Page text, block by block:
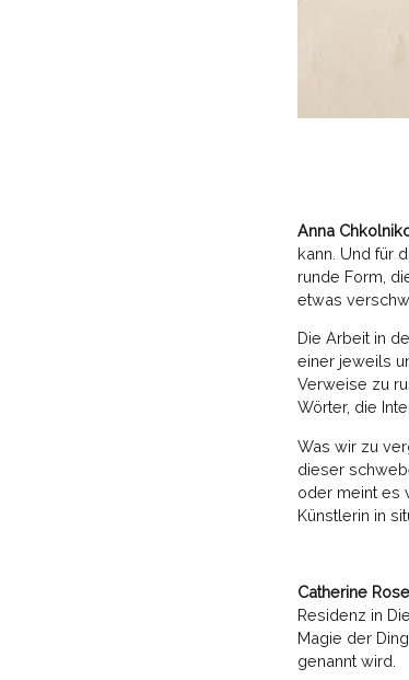
Anna
kann. Und für
runde Form,
etwas
Die Arbeit in
einer jeweils
Verweise zu
Wörter, die
Was wir zu
dieser
oder meint es
Künstlerin in
Catherine
Residenz in
Magie der
genannt wird.